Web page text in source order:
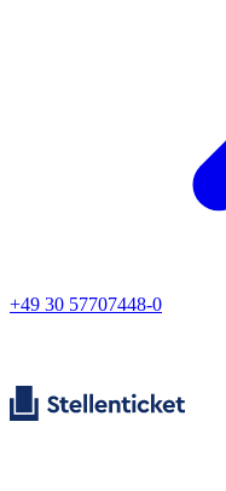
+49 30 57707448-0